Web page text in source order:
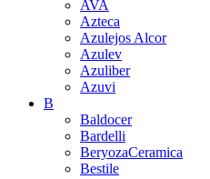
AVA
Azteca
Azulejos Alcor
Azulev
Azuliber
Azuvi
B
Baldocer
Bardelli
BeryozaCeramica
Bestile